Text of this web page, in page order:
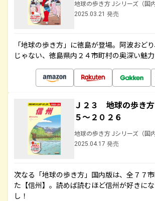
地球の歩き方 Jシリーズ（国内
2025.03.21 発売
「地球の歩き方」に徳島が登場。阿波おど
じゃない、徳島県内２４市町村の奥深い魅
Ｊ２３ 地球の歩き
５～２０２６
地球の歩き方 Jシリーズ（国内
2025.04.17 発売
次なる「地球の歩き方」国内版は、全７７
た【信州】。読めば読むほど信州が好きに
し！